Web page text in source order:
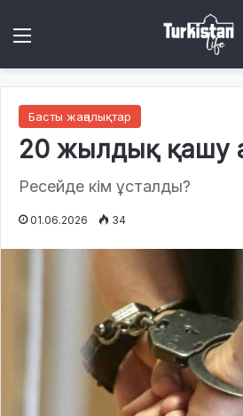
Басты жаңалықтар
20 жылдық қашу
Ресейде кім ұсталды?
01.06.2026 34